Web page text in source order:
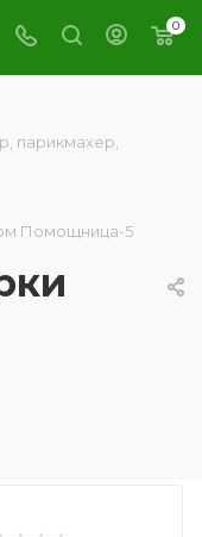
0
парикмахер,
Помощница-5